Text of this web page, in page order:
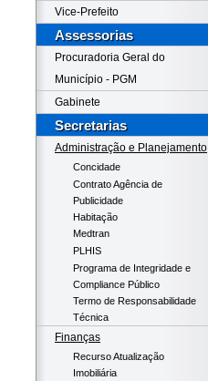
Vice-Prefeito
Assessorias
Procuradoria Geral do
Município - PGM
Gabinete
Secretarias
Administração e Planejamento
Concidade
Contrato Agência de
Publicidade
Habitação
Medtran
PLHIS
Programa de Integridade e
Compliance Público
Termo de Responsabilidade
Técnica
Finanças
Recurso Atualização
Imobiliária